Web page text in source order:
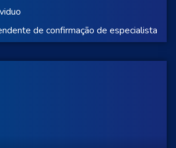
de confirmação de especialista